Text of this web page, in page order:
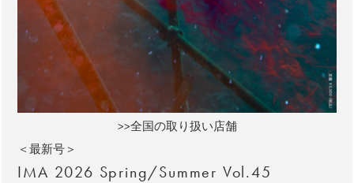
>>全国の取り扱い店舗
＜最新号＞
IMA 2026 Spring/Summer Vol.45